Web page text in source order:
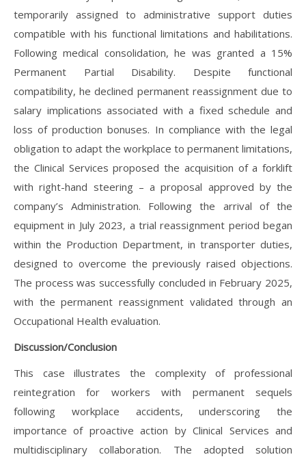
temporarily assigned to administrative support duties
compatible with his functional limitations and habilitations.
Following medical consolidation, he was granted a 15%
Permanent Partial Disability. Despite functional
compatibility, he declined permanent reassignment due to
salary implications associated with a fixed schedule and
loss of production bonuses. In compliance with the legal
obligation to adapt the workplace to permanent limitations,
the Clinical Services proposed the acquisition of a forklift
with right-hand steering – a proposal approved by the
company’s Administration. Following the arrival of the
equipment in July 2023, a trial reassignment period began
within the Production Department, in transporter duties,
designed to overcome the previously raised objections.
The process was successfully concluded in February 2025,
with the permanent reassignment validated through an
Occupational Health evaluation.
Discussion/Conclusion
This case illustrates the complexity of professional
reintegration for workers with permanent sequels
following workplace accidents, underscoring the
importance of proactive action by Clinical Services and
multidisciplinary collaboration. The adopted solution